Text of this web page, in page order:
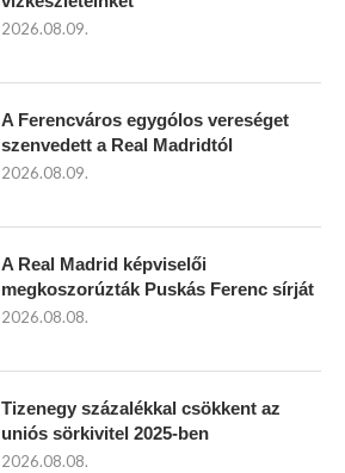
2026.08.09.
A Ferencváros egygólos vereséget
szenvedett a Real Madridtól
2026.08.09.
A Real Madrid képviselői
megkoszorúzták Puskás Ferenc sírját
2026.08.08.
Tizenegy százalékkal csökkent az
uniós sörkivitel 2025-ben
2026.08.08.